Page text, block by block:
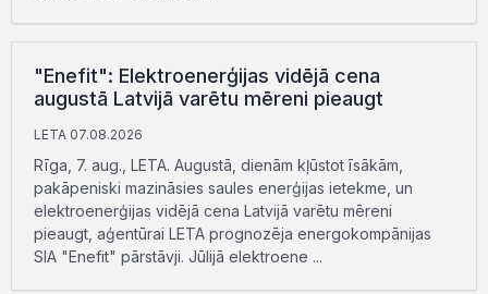
"Enefit": Elektroenerģijas vidējā cena
augustā Latvijā varētu mēreni pieaugt
LETA 07.08.2026
Rīga, 7. aug., LETA. Augustā, dienām kļūstot īsākām,
pakāpeniski mazināsies saules enerģijas ietekme, un
elektroenerģijas vidējā cena Latvijā varētu mēreni
pieaugt, aģentūrai LETA prognozēja energokompānijas
SIA "Enefit" pārstāvji. Jūlijā elektroene ...